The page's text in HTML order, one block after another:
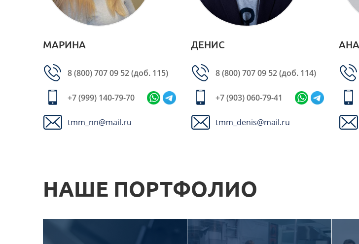
МАРИНА
8 (800) 707 09 52(доб. 115)
+7 (999) 140-79-70
tmm_nn@mail.ru
ДЕНИС
8 (800) 707 09 52(доб. 114)
+7 (903) 060-79-41
tmm_denis@mail.ru
НАШЕ ПОРТФОЛИО